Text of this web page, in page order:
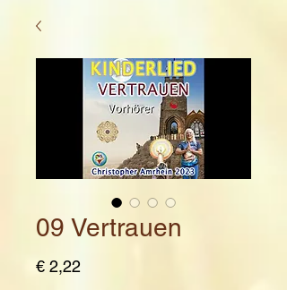
09 Vertrauen
€ 2,22